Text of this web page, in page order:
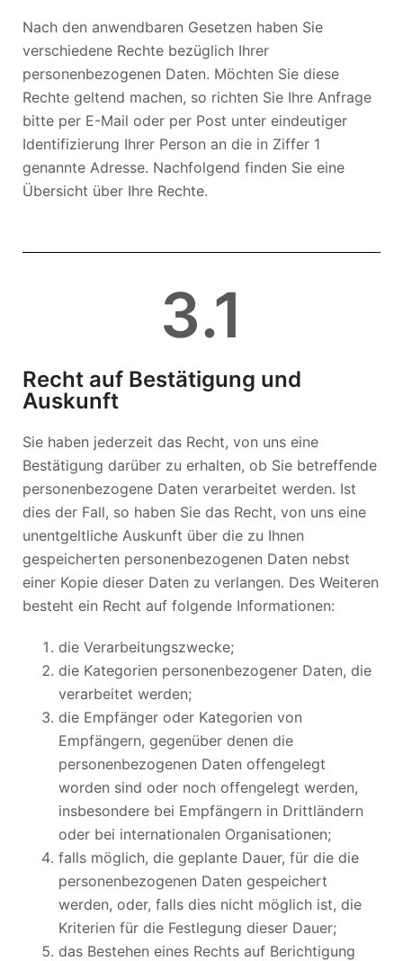
Nach den anwendbaren Gesetzen haben Sie
verschiedene Rechte bezüglich Ihrer
personenbezogenen Daten. Möchten Sie diese
Rechte geltend machen, so richten Sie Ihre Anfrage
bitte per E-Mail oder per Post unter eindeutiger
Identifizierung Ihrer Person an die in Ziffer 1
genannte Adresse. Nachfolgend finden Sie eine
Übersicht über Ihre Rechte.
3.1
Recht auf Bestätigung und
Auskunft
Sie haben jederzeit das Recht, von uns eine
Bestätigung darüber zu erhalten, ob Sie betreffende
personenbezogene Daten verarbeitet werden. Ist
dies der Fall, so haben Sie das Recht, von uns eine
unentgeltliche Auskunft über die zu Ihnen
gespeicherten personenbezogenen Daten nebst
einer Kopie dieser Daten zu verlangen. Des Weiteren
besteht ein Recht auf folgende Informationen:
die Verarbeitungszwecke;
die Kategorien personenbezogener Daten, die
verarbeitet werden;
die Empfänger oder Kategorien von
Empfängern, gegenüber denen die
personenbezogenen Daten offengelegt
worden sind oder noch offengelegt werden,
insbesondere bei Empfängern in Drittländern
oder bei internationalen Organisationen;
falls möglich, die geplante Dauer, für die die
personenbezogenen Daten gespeichert
werden, oder, falls dies nicht möglich ist, die
Kriterien für die Festlegung dieser Dauer;
das Bestehen eines Rechts auf Berichtigung